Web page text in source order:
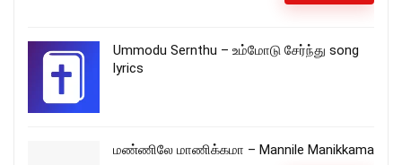
Ummodu Sernthu – உம்மோடு சேர்ந்து song
lyrics
மண்ணிலே மாணிக்கமா – Mannile Manikkama